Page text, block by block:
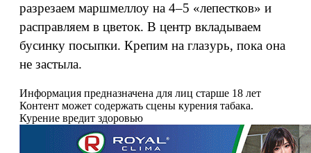
разрезаем маршмеллоу на 4–5 «лепестков» и
расправляем в цветок. В центр вкладываем
бусинку посыпки. Крепим на глазурь, пока она
не застыла.
Информация предназначена для лиц старше 18 лет
Контент может содержать сцены курения табака.
Курение вредит здоровью